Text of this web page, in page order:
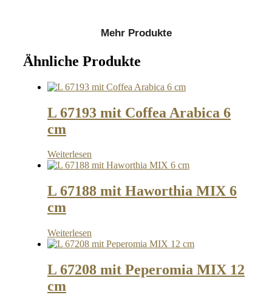
Mehr Produkte
Ähnliche Produkte
L 67193 mit Coffea Arabica 6
cm
Weiterlesen
L 67188 mit Haworthia MIX 6
cm
Weiterlesen
L 67208 mit Peperomia MIX 12
cm